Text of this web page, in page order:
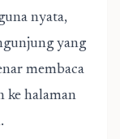
nyata,
yang
membaca
ke halaman